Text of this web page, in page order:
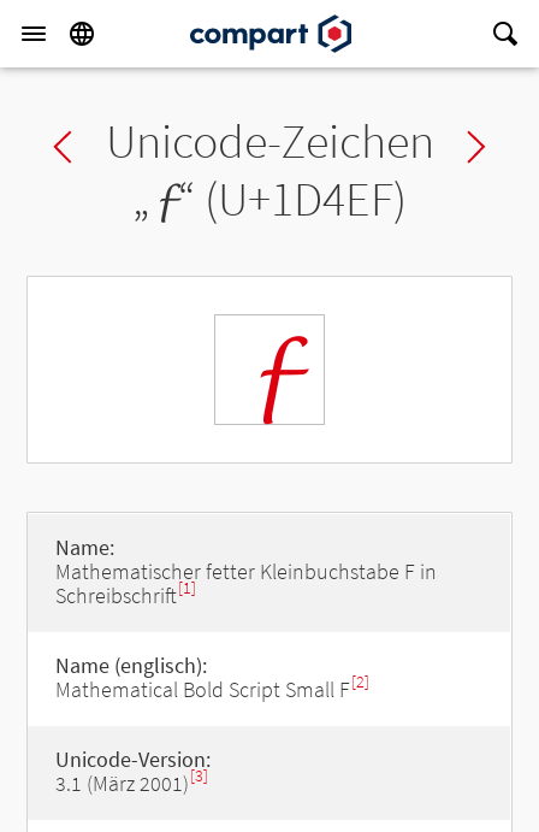
Previous char
Unicode-Zeichen
„ 𝓯“ (U+1D4EF)
𝓯
Name:
Mathematischer fetter Kleinbuchstabe F in
Schreibschrift[1]
Name (englisch):
Mathematical Bold Script Small F[2]
Unicode-Version:
3.1 (März 2001)[3]